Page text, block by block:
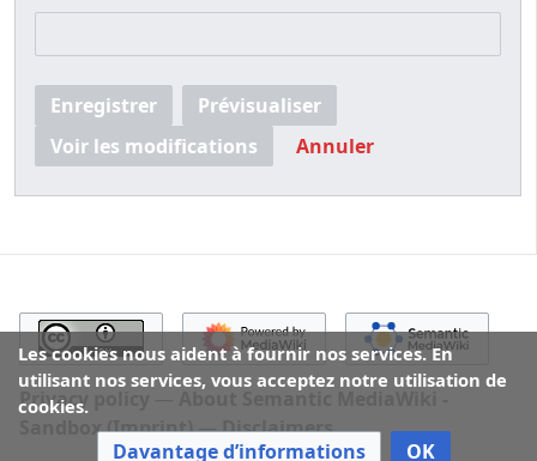
Enregistrer
Prévisualiser
Voir les modifications
Annuler
Les cookies nous aident à fournir nos services. En
utilisant nos services, vous acceptez notre utilisation de
cookies.
Davantage d’informations OK
Privacy policy
About Semantic MediaWiki -
Sandbox (Imprint)
Disclaimers